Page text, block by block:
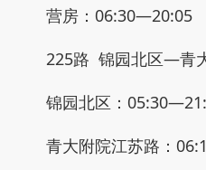
营房：06:30—20:05
225路 锦园北区—青
锦园北区：
青大附院江苏路：